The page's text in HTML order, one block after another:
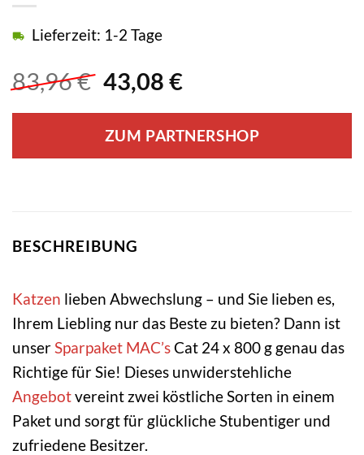
83,96€ Ursprünglicher
war:
83,96 €
43,08 €Aktueller
ist:
43,08 €.
Lieferzeit: 1-2 Tage
ZUM PARTNERSHOP
BESCHREIBUNG
Katzen lieben Abwechslung – und Sie lieben es,
Ihrem Liebling nur das Beste zu bieten? Dann ist
unser Sparpaket MAC’sCat 24 x 800 g genau das
Richtige für Sie! Dieses unwiderstehliche
Angebotvereint zwei köstliche Sorten in einem
Paket und sorgt für glückliche Stubentiger und
zufriedene Besitzer.